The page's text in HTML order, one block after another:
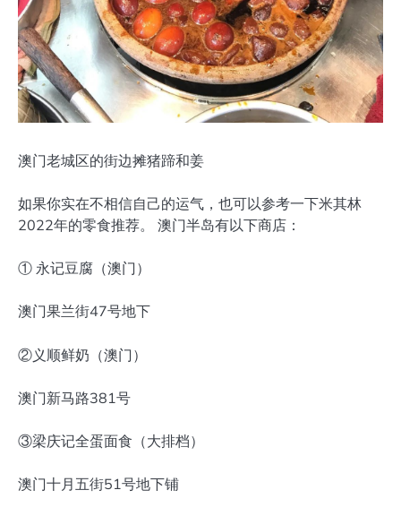
澳门老城区的街边摊猪蹄和姜
如果你实在不相信自己的运气，也可以参考一下米其林
2022年的零食推荐。 澳门半岛有以下商店：
① 永记豆腐（澳门）
澳门果兰街47号地下
②义顺鲜奶（澳门）
澳门新马路381号
③梁庆记全蛋面食（大排档）
澳门十月五街51号地下铺